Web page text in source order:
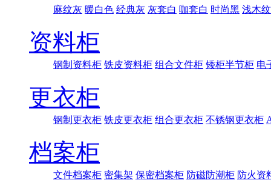
麻纹灰 暖白色 经典灰 灰套白 咖套白 时尚黑 浅木纹
资料柜
钢制资料柜 铁皮资料柜 组合文件柜 矮柜半节柜 电
更衣柜
钢制更衣柜 铁皮更衣柜 组合更衣柜 不锈钢更衣柜
档案柜
文件档案柜 密集架 保密档案柜 防磁防潮柜 防火资